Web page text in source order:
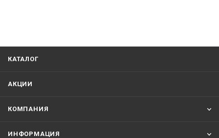
КАТАЛОГ
АКЦИИ
КОМПАНИЯ
ИНФОРМАЦИЯ